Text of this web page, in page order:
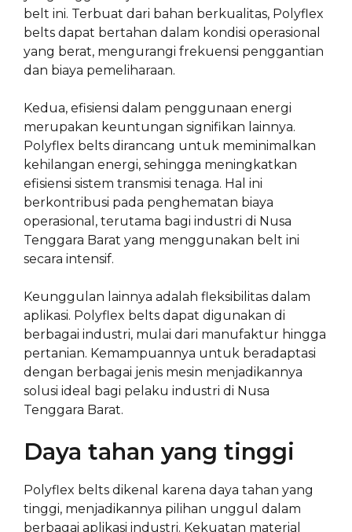
belt ini. Terbuat dari bahan berkualitas, Polyflex
belts dapat bertahan dalam kondisi operasional
yang berat, mengurangi frekuensi penggantian
dan biaya pemeliharaan.
Kedua, efisiensi dalam penggunaan energi
merupakan keuntungan signifikan lainnya.
Polyflex belts dirancang untuk meminimalkan
kehilangan energi, sehingga meningkatkan
efisiensi sistem transmisi tenaga. Hal ini
berkontribusi pada penghematan biaya
operasional, terutama bagi industri di Nusa
Tenggara Barat yang menggunakan belt ini
secara intensif.
Keunggulan lainnya adalah fleksibilitas dalam
aplikasi. Polyflex belts dapat digunakan di
berbagai industri, mulai dari manufaktur hingga
pertanian. Kemampuannya untuk beradaptasi
dengan berbagai jenis mesin menjadikannya
solusi ideal bagi pelaku industri di Nusa
Tenggara Barat.
Daya tahan yang tinggi
Polyflex belts dikenal karena daya tahan yang
tinggi, menjadikannya pilihan unggul dalam
berbagai aplikasi industri. Kekuatan material